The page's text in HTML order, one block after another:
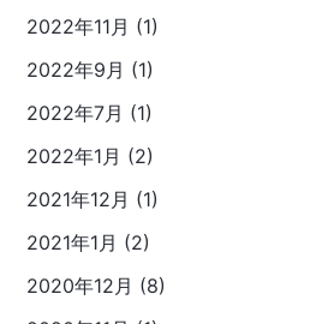
2022年11月 (1)
2022年9月 (1)
2022年7月 (1)
2022年1月 (2)
2021年12月 (1)
2021年1月 (2)
2020年12月 (8)